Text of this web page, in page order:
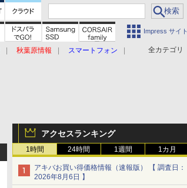
Impress サイト
全カテゴリ
秋葉原情報
スマートフォン
アクセスランキング
1時間 24時間 1週間 1カ月
アキバお買い得価格情報（速報版） 【 調査日：
2026年8月6日 】